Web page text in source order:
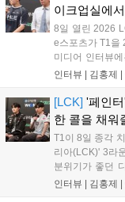
이크업실에
8일 열린 2026
e스포츠가 T1을
미디어 인터뷰
다. 먼저 승리 소
인터뷰 | 김홍제 |
[LCK] '페인
한 콜을 채워
T1이 8일 종각
리아(LCK)' 3라
분위기가 좋던
을 빼고 신예 '페
인터뷰 | 김홍제 |